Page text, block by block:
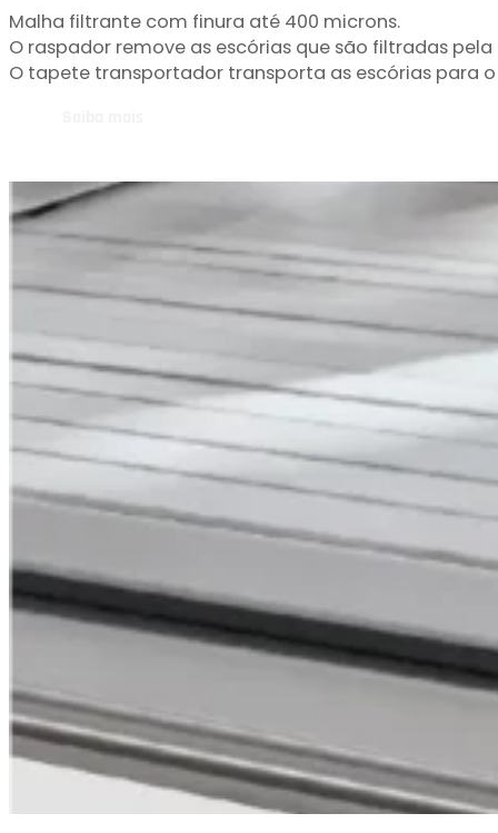
Malha filtrante com finura até 400 microns.
O raspador remove as escórias que são filtradas
O tapete transportador transporta as escórias para